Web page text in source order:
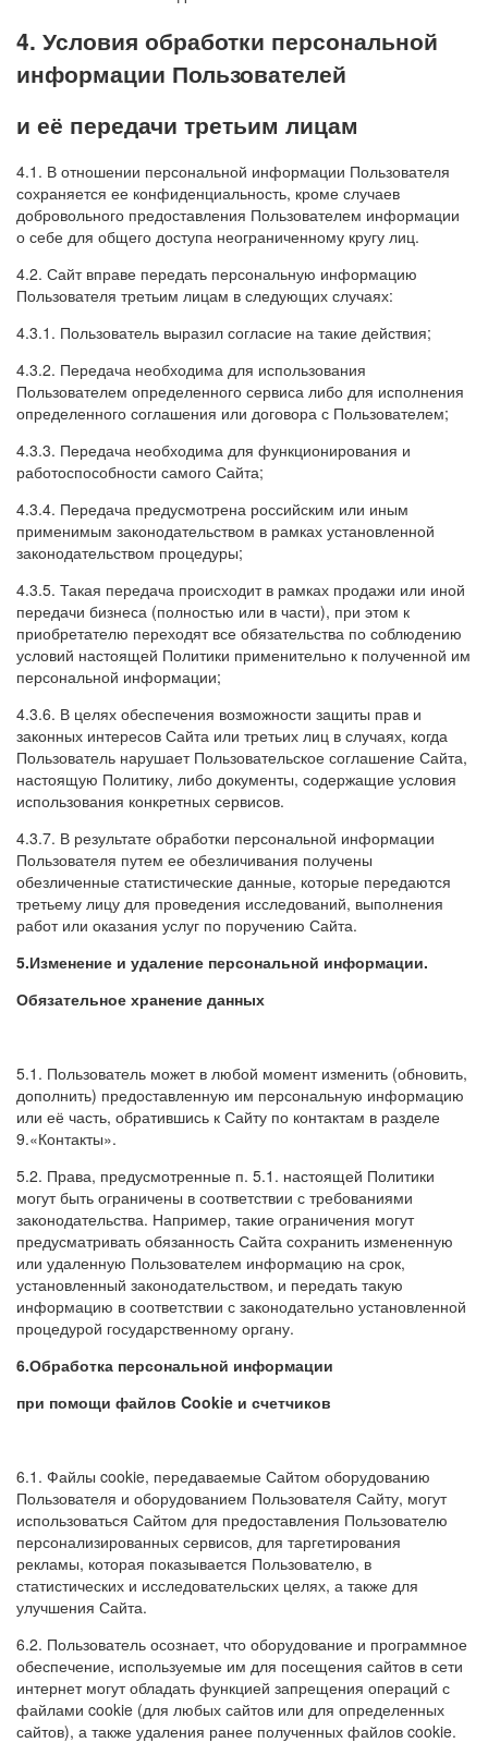
4. Условия обработки персональной
информации Пользователей
и её передачи третьим лицам
4.1. В отношении персональной информации Пользователя
сохраняется ее конфиденциальность, кроме случаев
добровольного предоставления Пользователем информации
о себе для общего доступа неограниченному кругу лиц.
4.2. Сайт вправе передать персональную информацию
Пользователя третьим лицам в следующих случаях:
4.3.1. Пользователь выразил согласие на такие действия;
4.3.2. Передача необходима для использования
Пользователем определенного сервиса либо для исполнения
определенного соглашения или договора с Пользователем;
4.3.3. Передача необходима для функционирования и
работоспособности самого Сайта;
4.3.4. Передача предусмотрена российским или иным
применимым законодательством в рамках установленной
законодательством процедуры;
4.3.5. Такая передача происходит в рамках продажи или иной
передачи бизнеса (полностью или в части), при этом к
приобретателю переходят все обязательства по соблюдению
условий настоящей Политики применительно к полученной им
персональной информации;
4.3.6. В целях обеспечения возможности защиты прав и
законных интересов Сайта или третьих лиц в случаях, когда
Пользователь нарушает Пользовательское соглашение Сайта,
настоящую Политику, либо документы, содержащие условия
использования конкретных сервисов.
4.3.7. В результате обработки персональной информации
Пользователя путем ее обезличивания получены
обезличенные статистические данные, которые передаются
третьему лицу для проведения исследований, выполнения
работ или оказания услуг по поручению Сайта.
5.Изменение и удаление персональной информации.
Обязательное хранение данных
5.1. Пользователь может в любой момент изменить (обновить,
дополнить) предоставленную им персональную информацию
или её часть, обратившись к Сайту по контактам в разделе
9.«Контакты».
5.2. Права, предусмотренные п. 5.1. настоящей Политики
могут быть ограничены в соответствии с требованиями
законодательства. Например, такие ограничения могут
предусматривать обязанность Сайта сохранить измененную
или удаленную Пользователем информацию на срок,
установленный законодательством, и передать такую
информацию в соответствии с законодательно установленной
процедурой государственному органу.
6.Обработка персональной информации
при помощи файлов Cookie и счетчиков
6.1. Файлы cookie, передаваемые Сайтом оборудованию
Пользователя и оборудованием Пользователя Сайту, могут
использоваться Сайтом для предоставления Пользователю
персонализированных сервисов, для таргетирования
рекламы, которая показывается Пользователю, в
статистических и исследовательских целях, а также для
улучшения Сайта.
6.2. Пользователь осознает, что оборудование и программное
обеспечение, используемые им для посещения сайтов в сети
интернет могут обладать функцией запрещения операций с
файлами cookie (для любых сайтов или для определенных
сайтов), а также удаления ранее полученных файлов cookie.